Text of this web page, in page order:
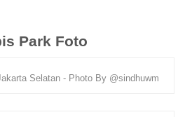
Park Foto
Selatan - Photo By @sindhuwm